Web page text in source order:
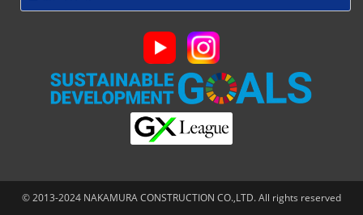
© 2013-2024 NAKAMURA CONSTRUCTION CO.,LTD. All rights reserved